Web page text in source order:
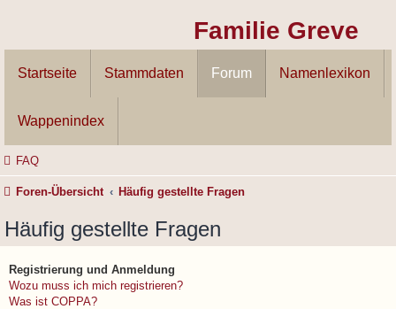
Familie Greve
Startseite Stammdaten Forum Namenlexikon
Wappenindex
FAQ
Foren-Übersicht Häufig gestellte Fragen
Häufig gestellte Fragen
Registrierung und Anmeldung
Wozu muss ich mich registrieren?
Was ist COPPA?